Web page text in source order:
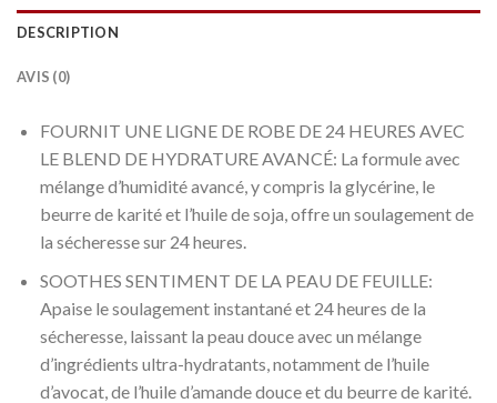
DESCRIPTION
AVIS (0)
FOURNIT UNE LIGNE DE ROBE DE 24 HEURES AVEC
LE BLEND DE HYDRATURE AVANCÉ: La formule avec
mélange d’humidité avancé, y compris la glycérine, le
beurre de karité et l’huile de soja, offre un soulagement de
la sécheresse sur 24 heures.
SOOTHES SENTIMENT DE LA PEAU DE FEUILLE:
Apaise le soulagement instantané et 24 heures de la
sécheresse, laissant la peau douce avec un mélange
d’ingrédients ultra-hydratants, notamment de l’huile
d’avocat, de l’huile d’amande douce et du beurre de karité.